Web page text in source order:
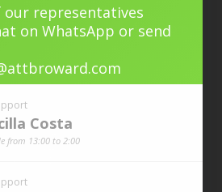
our representatives
on WhatsApp or send
Costa
from 13:00 to 2:00